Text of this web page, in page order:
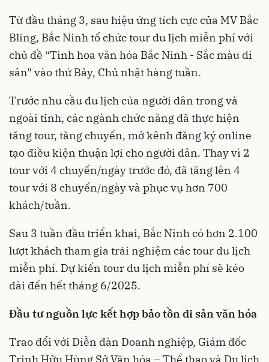
Từ đầu tháng 3, sau hiệu ứng tích cực của MV Bắc
Bling, Bắc Ninh tổ chức tour du lịch miễn phí với
chủ đề “Tinh hoa văn hóa Bắc Ninh - Sắc màu di
sản” vào thứ Bảy, Chủ nhật hàng tuần.
Trước nhu cầu du lịch của người dân trong và
ngoài tỉnh, các ngành chức năng đã thực hiện
tăng tour, tăng chuyến, mở kênh đăng ký online
tạo điều kiện thuận lợi cho người dân. Thay vì 2
tour với 4 chuyến/ngày trước đó, đã tăng lên 4
tour với 8 chuyến/ngày và phục vụ hơn 700
khách/tuần.
Sau 3 tuần đầu triển khai, Bắc Ninh có hơn 2.100
lượt khách tham gia trải nghiệm các tour du lịch
miễn phí. Dự kiến tour du lịch miễn phí sẽ kéo
dài đến hết tháng 6/2025.
Đầu tư nguồn lực kết hợp bảo tồn di sản văn hóa
Trao đổi với Diễn đàn Doanh nghiệp, Giám đốc